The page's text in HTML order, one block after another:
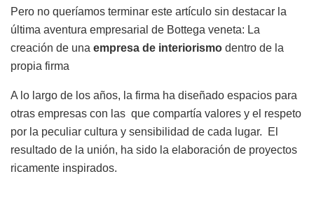
Pero no queríamos terminar este artículo sin destacar la
última aventura empresarial de Bottega veneta: La
creación de una empresa de interiorismo dentro de la
propia firma
A lo largo de los años, la firma ha diseñado espacios para
otras empresas con las que compartía valores y el respeto
por la peculiar cultura y sensibilidad de cada lugar. El
resultado de la unión, ha sido la elaboración de proyectos
ricamente inspirados.